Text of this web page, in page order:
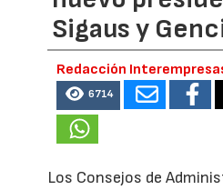
Sigaus y
Redacción
6714
Los Consejos de